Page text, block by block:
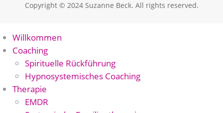
Copyright © 2024 Suzanne Beck. All rights reserved.
Willkommen
Coaching
Spirituelle Rückführung
Hypnosystemisches Coaching
Therapie
EMDR